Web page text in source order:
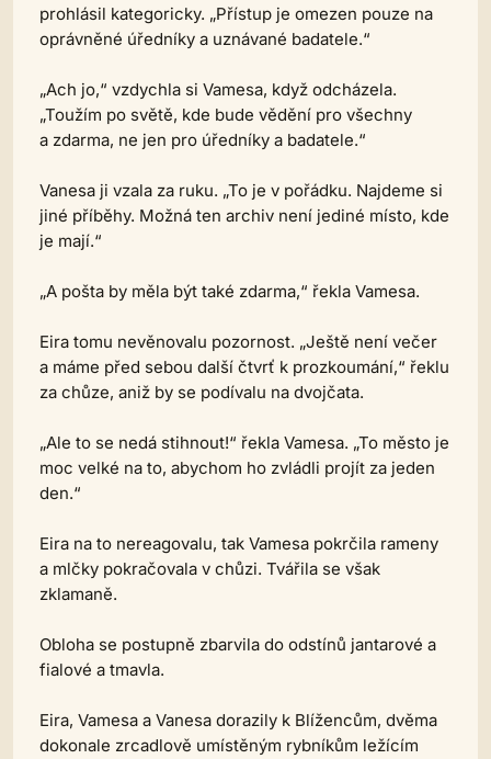
prohlásil kategoricky. „Přístup je omezen pouze na
oprávněné úředníky a uznávané badatele.“
„Ach jo,“ vzdychla si Vamesa, když odcházela.
„Toužím po světě, kde bude vědění pro všechny
a zdarma, ne jen pro úředníky a badatele.“
Vanesa ji vzala za ruku. „To je v pořádku. Najdeme si
jiné příběhy. Možná ten archiv není jediné místo, kde
je mají.“
„A pošta by měla být také zdarma,“ řekla Vamesa.
Eira tomu nevěnovalu pozornost. „Ještě není večer
a máme před sebou další čtvrť k prozkoumání,“ řeklu
za chůze, aniž by se podívalu na dvojčata.
„Ale to se nedá stihnout!“ řekla Vamesa. „To město je
moc velké na to, abychom ho zvládli projít za jeden
den.“
Eira na to nereagovalu, tak Vamesa pokrčila rameny
a mlčky pokračovala v chůzi. Tvářila se však
zklamaně.
Obloha se postupně zbarvila do odstínů jantarové a
fialové a tmavla.
Eira, Vamesa a Vanesa dorazily k Blížencům, dvěma
dokonale zrcadlově umístěným rybníkům ležícím